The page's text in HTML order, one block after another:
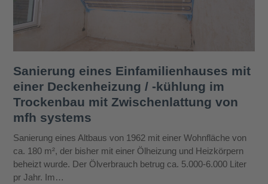
Sanierung eines Einfamilienhauses mit
einer Deckenheizung / -kühlung im
Trockenbau mit Zwischenlattung von
mfh systems
Sanierung eines Altbaus von 1962 mit einer Wohnfläche von
ca. 180 m², der bisher mit einer Ölheizung und Heizkörpern
beheizt wurde. Der Ölverbrauch betrug ca. 5.000-6.000 Liter
pr Jahr. Im…